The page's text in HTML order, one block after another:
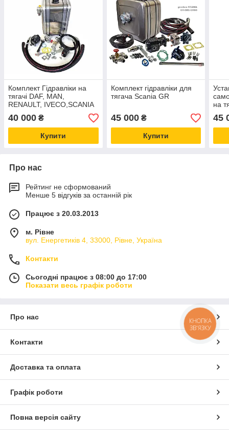
Комплект Гідравліки на
тягачі DAF, MAN,
RENAULT, IVECO,SCANIA
(бак алюміній)
40 000 ₴
Купити
Комплект гідравліки для
тягача Scania GR
45 000₴
Купити
на
45
Про нас
Рейтинг не сформований
Менше 5 відгуків за останній рік
Працює з 20.03.2013
м. Рівне
вул. Енергетиків 4, 33000, Рівне, Україна
Контакти
Сьогодні працює з 08:00 до 17:00
Показати весь графік роботи
Про нас
Контакти
Доставка та оплата
Графік роботи
Повна версія сайту
КНОПКА
ЗВ'ЯЗКУ